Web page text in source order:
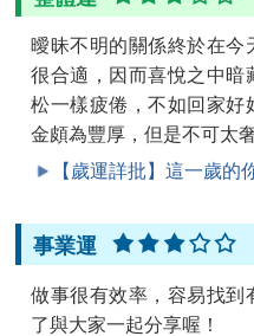
曖昧不明的關係終於在今
很合適，因而喜悅之中暗
松一樣疲倦，不如回家好
金頗為豐厚，但是不可太
【歲運詳批】這一歲的
事業運
做事很有效率，容易找到
了與大家一起分享喔！